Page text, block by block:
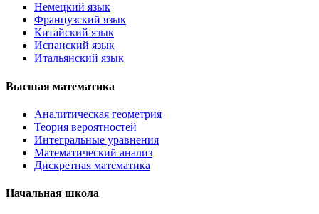
Немецкий язык
Французский язык
Китайский язык
Испанский язык
Итальянский язык
Высшая математика
Аналитическая геометрия
Теория вероятностей
Интегральные уравнения
Математический анализ
Дискретная математика
Начальная школа